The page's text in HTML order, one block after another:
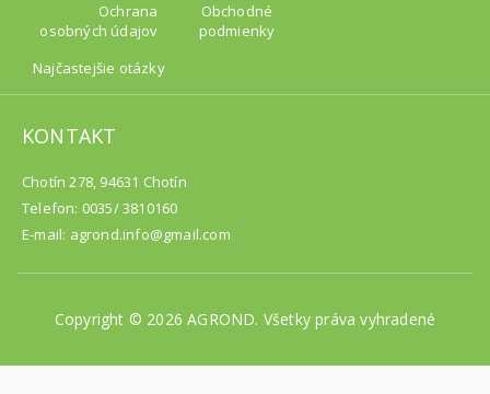
Ochrana
osobných údajov
Obchodné
podmienky
Najčastejšie otázky
KONTAKT
Chotín 278, 94631 Chotín
Telefon: 0035/ 3810160
E-mail: agrond.info@gmail.com
Copyright © 2026 AGROND. Všetky práva vyhradené